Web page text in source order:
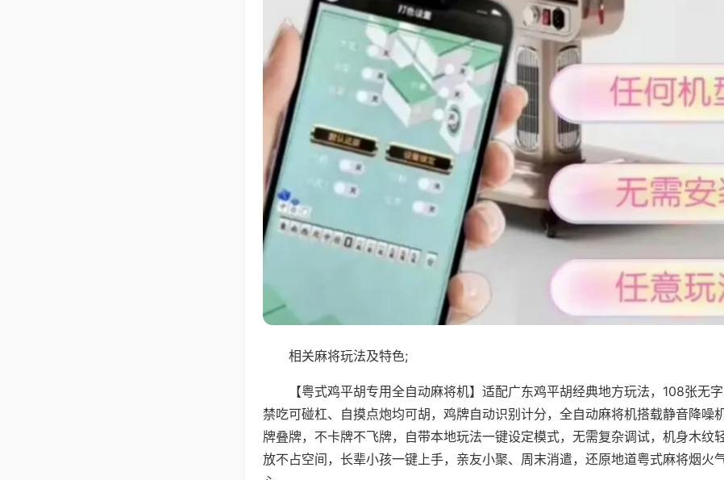
相关麻将玩法及特色;
【粤式鸡平胡专用全自动麻将机】适配广东鸡平胡经典地方玩法，108张无字
禁吃可碰杠、自摸点炮均可胡，鸡牌自动识别计分，全自动麻将机搭载静音降噪
牌叠牌，不卡牌不飞牌，自带本地玩法一键设定模式，无需复杂调试，机身木纹
放不占空间，长辈小孩一键上手，亲友小聚、周末消遣，还原地道粤式麻将烟火